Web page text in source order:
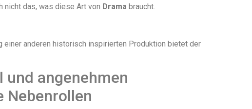
nicht das, was diese Art von Drama braucht.
einer anderen historisch inspirierten Produktion bietet der
angenehmen
Nebenrollen